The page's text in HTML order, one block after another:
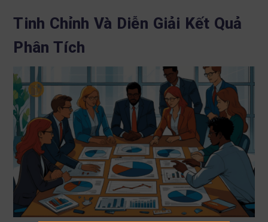
Tinh Chỉnh Và Diễn Giải Kết Quả
Phân Tích